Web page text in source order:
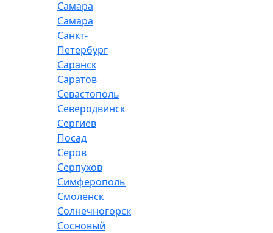
Самара
Самара
Санкт-
Петербург
Саранск
Саратов
Севастополь
Северодвинск
Сергиев
Посад
Серов
Серпухов
Симферополь
Смоленск
Солнечногорск
Сосновый